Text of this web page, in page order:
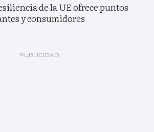
de la UE ofrece puntos
y consumidores